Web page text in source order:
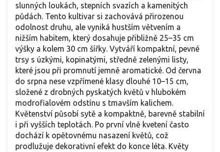
slunných loukách, stepních svazích a kamenitých
půdách. Tento kultivar si zachovává přirozenou
odolnost druhu, ale vyniká hustším větvením a
nižším habitem, který dosahuje přibližně 25–35 cm
výšky a kolem 30 cm šířky. Vytváří kompaktní, pevné
trsy s úzkými, kopinatými, středně zelenými listy,
které jsou při promnutí jemně aromatické. Od června
do srpna nese vzpřímené klasy dlouhé 10–15 cm,
složené z drobných pyskatých květů v hlubokém
modrofialovém odstínu s tmavším kalichem.
Květenství působí sytě a kompaktně, barevně stabilní
i při vyšších teplotách. Po první vlně kvetení často
dochází k opětovnému nasazení květů, což
prodlužuje dekorativní efekt do konce léta. Květy